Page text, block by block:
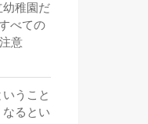
幼稚園だ
べての
意
うこと
るとい